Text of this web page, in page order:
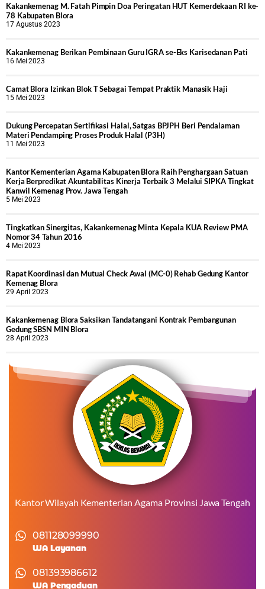
Kakankemenag M. Fatah Pimpin Doa Peringatan HUT Kemerdekaan RI ke-
78 Kabupaten Blora
17 Agustus 2023
Kakankemenag Berikan Pembinaan Guru IGRA se-Eks Karisedanan Pati
16 Mei 2023
Camat Blora Izinkan Blok T Sebagai Tempat Praktik Manasik Haji
15 Mei 2023
Dukung Percepatan Sertifikasi Halal, Satgas BPJPH Beri Pendalaman
Materi Pendamping Proses Produk Halal (P3H)
11 Mei 2023
Kantor Kementerian Agama Kabupaten Blora Raih Penghargaan Satuan
Kerja Berpredikat Akuntabilitas Kinerja Terbaik 3 Melalui SIPKA Tingkat
Kanwil Kemenag Prov. Jawa Tengah
5 Mei 2023
Tingkatkan Sinergitas, Kakankemenag Minta Kepala KUA Review PMA
Nomor 34 Tahun 2016
4 Mei 2023
Rapat Koordinasi dan Mutual Check Awal (MC-0) Rehab Gedung Kantor
Kemenag Blora
29 April 2023
Kakankemenag Blora Saksikan Tandatangani Kontrak Pembangunan
Gedung SBSN MIN Blora
28 April 2023
Kantor Wilayah Kementerian Agama Provinsi Jawa Tengah
081128099990
WA Layanan
081393986612
WA Pengaduan